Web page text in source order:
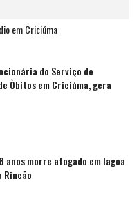
em Criciúma
do Serviço de
Òbitos em Criciúma, gera
anos morre afogado em lagoa
Rincão